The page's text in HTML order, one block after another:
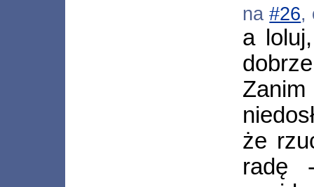
na#26,
a
że
radę